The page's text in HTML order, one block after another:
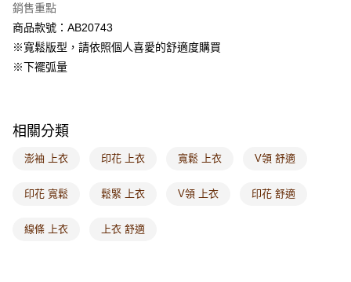
付款後7-11取貨
每筆NT$60，滿NT$1,000(含以上)免運費
宅配
每筆NT$60，滿NT$1,000(含以上)免運費
海外配送-港/澳/新/馬/泰國專屬 查看運費
海外配送-其他亞洲地區 查看運費
銷售重點
商品款號：AB20743
※寬鬆版型，請依照個人喜愛的舒適度購買
※下襬弧量
相關分類
澎袖 上衣 印花 上衣 寬鬆 上衣 V領 舒適
印花 寬鬆 鬆緊 上衣 V領 上衣 印花 舒適
線條 上衣 上衣 舒適